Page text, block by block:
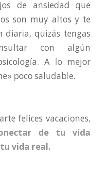
de ansiedad que
son muy altos y te
quizás tengas
con algún
A lo mejor
poco saludable.
felices vacaciones,
de tu vida
vida real.